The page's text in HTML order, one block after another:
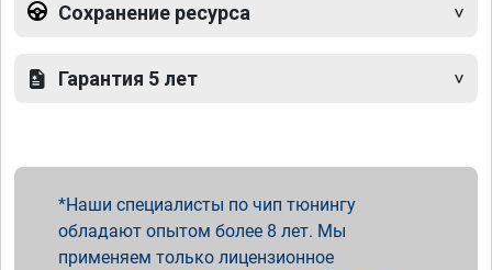
Сохранение ресурса
Гарантия 5 лет
Наши специалисты по чип тюнингу
обладают опытом более 8 лет. Мы
применяем только лицензионное